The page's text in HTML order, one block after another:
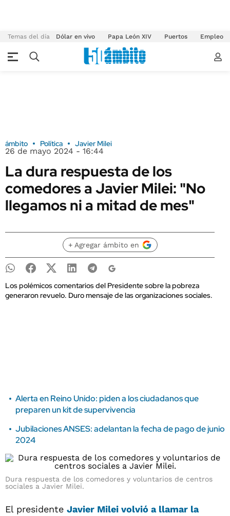
Temas del día Dólar en vivo Papa León XIV Puertos Empleo
ámbito Política Javier Milei
26 de mayo 2024 - 16:44
La dura respuesta de los
comedores a Javier Milei: "No
llegamos ni a mitad de mes"
+ Agregar ámbito en
Los polémicos comentarios del Presidente sobre la pobreza
generaron revuelo. Duro mensaje de las organizaciones sociales.
Alerta en Reino Unido: piden a los ciudadanos que
preparen un kit de supervivencia
Jubilaciones ANSES: adelantan la fecha de pago de junio
2024
Dura respuesta de los comedores y voluntarios de centros
sociales a Javier Milei.
El presidente Javier Milei volvió a llamar la